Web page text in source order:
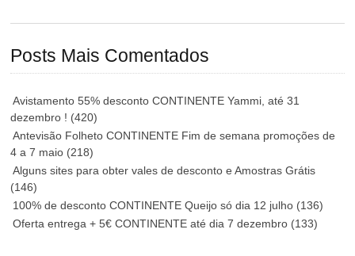
Posts Mais Comentados
Avistamento 55% desconto CONTINENTE Yammi, até 31
dezembro ! (420)
Antevisão Folheto CONTINENTE Fim de semana promoções de
4 a 7 maio (218)
Alguns sites para obter vales de desconto e Amostras Grátis
(146)
100% de desconto CONTINENTE Queijo só dia 12 julho (136)
Oferta entrega + 5€ CONTINENTE até dia 7 dezembro (133)